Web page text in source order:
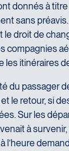
donnés à
sans
droit de
compagnies
les itinéraires
du passager
le retour, si
Sur les
à